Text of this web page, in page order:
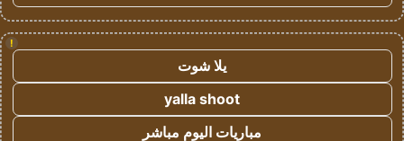
!
يلا شوت
yalla shoot
مباريات اليوم مباشر